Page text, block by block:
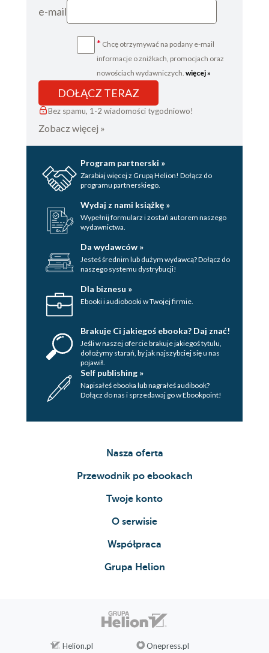
e-mail
* Chcę otrzymywać na podany e-mail
informacje o zniżkach, promocjach oraz
nowościach wydawniczych. więcej »
DOŁĄCZ TERAZ
Bez spamu, 1-2 wiadomości tygodniowo!
Zobacz więcej »
Program partnerski »
Zarabiaj więcej z Grupą Helion! Dołącz do
programu partnerskiego.
Wydaj z nami książkę »
Wypełnij formularz i zostań autorem naszego
wydawnictwa.
Da wydawców »
Jesteś średnim lub dużym wydawcą? Dołącz do
naszego systemu dystrybucji!
Dla biznesu »
Ebooki i audiobooki w Twojej firmie.
Brakuje Ci jakiegoś ebooka? Daj znać!
Jeśli w naszej ofercie brakuje jakiegoś tytulu,
dołożymy starań, by jak najszybciej się u nas
pojawił.
Self publishing »
Napisałeś ebooka lub nagrałeś audibook?
Dołącz do nas i sprzedawaj go w Ebookpoint!
Nasza oferta
Przewodnik po ebookach
Twoje konto
O serwisie
Współpraca
Grupa Helion
Helion.pl Onepress.pl